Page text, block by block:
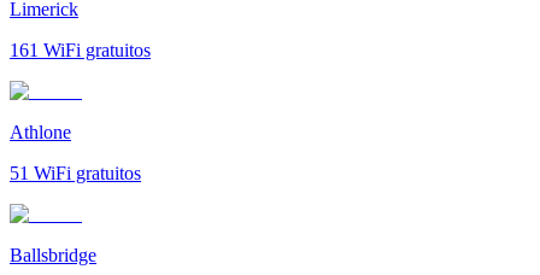
Limerick
161 WiFi gratuitos
Athlone
51 WiFi gratuitos
Ballsbridge